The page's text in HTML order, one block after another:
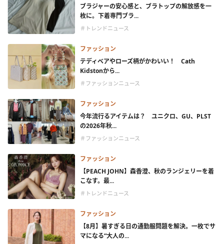
ブラジャーの安心感と、ブラトップの解放感を一
枚に。下着専門ブラ...
＃トレンドニュース
ファッション
テディベアやローズ柄がかわいい！ Cath
Kidstonから...
＃ファッションニュース
ファッション
今年流行るアイテムは？ ユニクロ、GU、PLST
の2026年秋...
＃ファッションニュース
ファッション
【PEACH JOHN】森香澄、秋のランジェリーを着
こなす。最...
＃トレンドニュース
ファッション
【8月】暑すぎる日の通勤服問題を解決。一枚でサ
マになる“大人の...